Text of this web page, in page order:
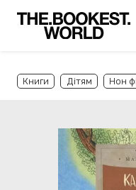
Книги Дітям Нон